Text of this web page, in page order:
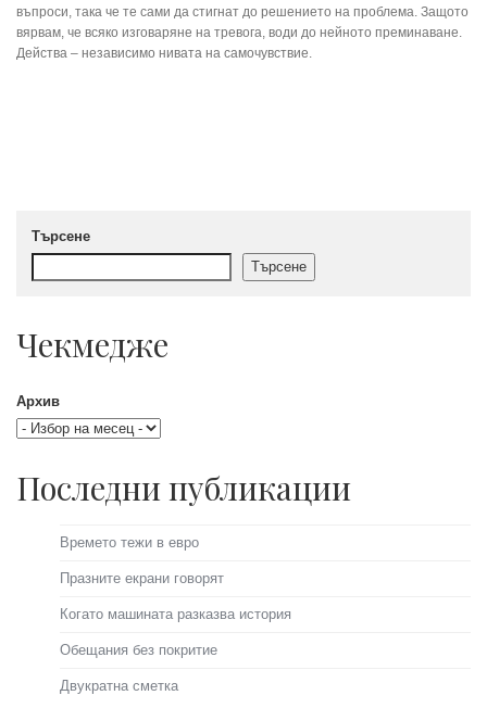
въпроси, така че те сами да стигнат до решението на проблема. Защото
вярвам, че всяко изговаряне на тревога, води до нейното преминаване.
Действа – независимо нивата на самочувствие.
Търсене
Търсене
Чекмедже
Архив
Последни публикации
Времето тежи в евро
Празните екрани говорят
Когато машината разказва история
Обещания без покритие
Двукратна сметка